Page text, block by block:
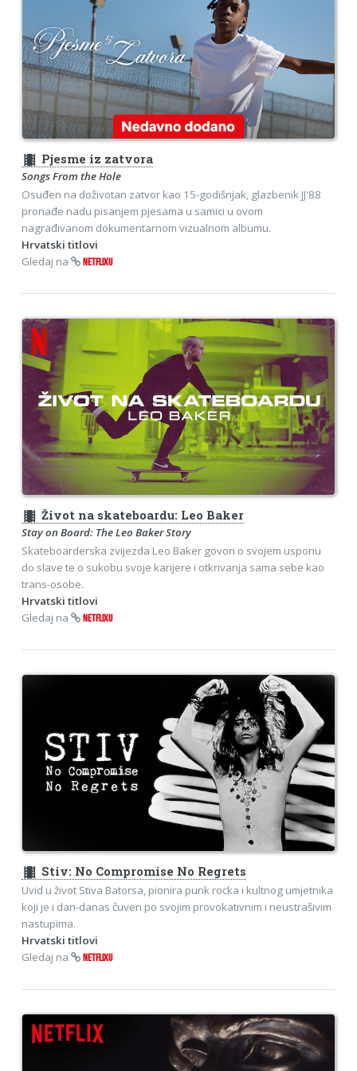
theaters Pjesme iz zatvora
Songs From the Hole
Osuđen na doživotan zatvor kao 15-godišnjak, glazbenik JJ'88
pronađe nadu pisanjem pjesama u samici u ovom
nagrađivanom dokumentarnom vizualnom albumu.
Hrvatski titlovi
Gledaj na
NETFLIXU
theaters Život na skateboardu: Leo Baker
Stay on Board: The Leo Baker Story
Skateboarderska zvijezda Leo Baker govori o svojem usponu
do slave te o sukobu svoje karijere i otkrivanja sama sebe kao
trans-osobe.
Hrvatski titlovi
Gledaj na
NETFLIXU
theaters Stiv: No Compromise No Regrets
Uvid u život Stiva Batorsa, pionira punk rocka i kultnog umjetnika
koji je i dan-danas čuven po svojim provokativnim i neustrašivim
nastupima.
Hrvatski titlovi
Gledaj na
NETFLIXU